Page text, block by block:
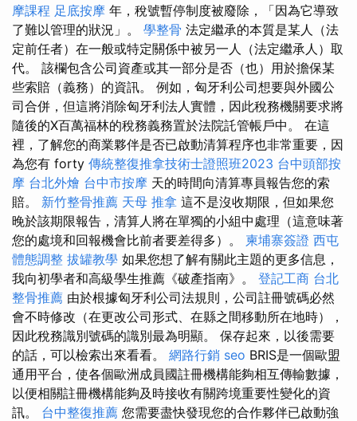
摩課程 足底按摩 年，稅號暫停制度被廢除，「因為它導致
了難以管理的狀況」。 學整骨 法定繼承的本質是某人（法
定前任者）在一般或特定關係中被另一人（法定繼承人）取
代。 該欄包含公司資產或其一部分是否（也）用於擔保某
些索賠（義務）的資訊。 例如，匈牙利公司想要與外國公
司合併，但這將消除匈牙利法人實體，因此稅務機關要求將
隨後的X百萬福林的稅務義務置於法院託管帳戶中。 在這
裡，了解您的商業夥伴是否已啟動清算程序也非常重要，因
為您有 forty 傳統整復推拿技術士證照班2023 台中頭部按
摩 台北外燴 台中市按摩 天的時間向清算專員報告您的索
賠。 新竹整骨推薦 天母 推拿 這不是沒收期限，但如果您
晚於該期限報告，清算人將在單獨的小組中處理（這意味著
您的處境和回報機會比前者要差得多）。 柬埔寨簽證 西屯
體態調整 拔罐教學 如果您想了解有關此主題的更多信息，
我向初學者和高級學生推薦《破產指南》。 登記工商 台北
整骨推薦 由於根據匈牙利公司法規則，公司註冊號碼必然
會不時修改（在更改公司形式、在縣之間移動所在地時），
因此稅務識別號碼的識別最為明顯。 保存起來，以後需要
的話，可以檢索出來看看。 網路行銷 seo BRIS是一個歐盟
通用平台，使各個歐洲成員國註冊機構能夠相互傳輸數據，
以便相關註冊機構能夠及時接收有關跨境重要性變化的資
訊。 台中整復推薦 您需要盡快發現您的合作夥伴已啟動強